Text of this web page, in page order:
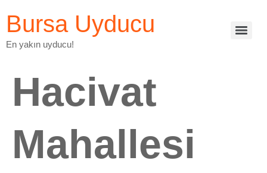
Bursa Uyducu
En yakın uyducu!
Hacivat
Mahallesi